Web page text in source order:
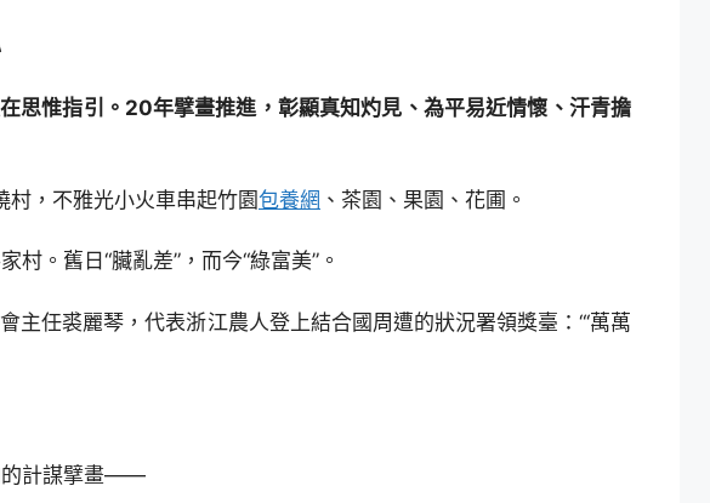
惟指引。20年擘畫推進，彰顯真知灼見、為平易近情懷、汗青擔
，不雅光小火車串起竹園包養網 、茶園、果園、花圃。
。舊日“臟亂差”，而今“綠富美”。
任裘麗琴，代表浙江農人登上結合國周遭的狀況署領獎臺：“‘萬萬
計謀擘畫——